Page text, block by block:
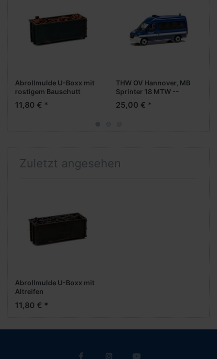
Abrollmulde U-Boxx mit
rostigem Bauschutt
11,80 € *
THW OV Hannover, MB
Sprinter 18 MTW --
Interschutz Hannover
2026 --
25,00 € *
Zuletzt angesehen
Abrollmulde U-Boxx mit
Altreifen
11,80 € *